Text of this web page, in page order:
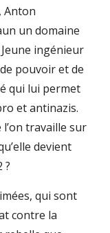
Anton
un domaine
Jeune ingénieur
pouvoir et de
qui lui permet
et antinazis.
travaille sur
devient
?
qui sont
contre la